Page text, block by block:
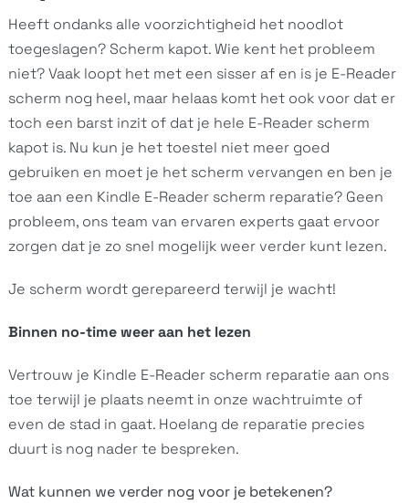
Heeft ondanks alle voorzichtigheid het noodlot
toegeslagen? Scherm kapot. Wie kent het probleem
niet? Vaak loopt het met een sisser af en is je E-Reader
scherm nog heel, maar helaas komt het ook voor dat er
toch een barst inzit of dat je hele E-Reader scherm
kapot is. Nu kun je het toestel niet meer goed
gebruiken en moet je het scherm vervangen en ben je
toe aan een Kindle E-Reader scherm reparatie? Geen
probleem, ons team van ervaren experts gaat ervoor
zorgen dat je zo snel mogelijk weer verder kunt lezen.
Je scherm wordt gerepareerd terwijl je wacht!
Binnen no-time weer aan het lezen
Vertrouw je Kindle E-Reader scherm reparatie aan ons
toe terwijl je plaats neemt in onze wachtruimte of
even de stad in gaat. Hoelang de reparatie precies
duurt is nog nader te bespreken.
Wat kunnen we verder nog voor je betekenen?